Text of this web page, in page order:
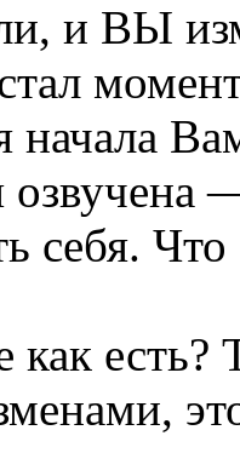
и ВЫ
озвучена
себя.
как